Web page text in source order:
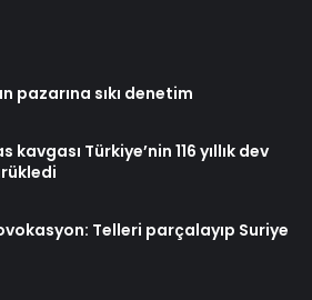
pazarına sıkı denetim
Türkiye’nin 116 yıllık dev
Telleri parçalayıp Suriye